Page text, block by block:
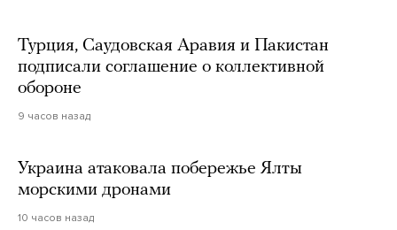
Турция, Саудовская Аравия и Пакистан
подписали соглашение о коллективной
обороне
9 часов назад
Украина атаковала побережье Ялты
морскими дронами
10 часов назад